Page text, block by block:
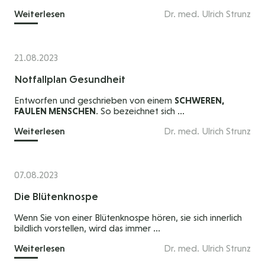
Weiterlesen
Dr. med. Ulrich Strunz
21.08.2023
Notfallplan Gesundheit
Entworfen und geschrieben von einem SCHWEREN,
FAULEN MENSCHEN. So bezeichnet sich ...
Weiterlesen
Dr. med. Ulrich Strunz
07.08.2023
Die Blütenknospe
Wenn Sie von einer Blütenknospe hören, sie sich innerlich
bildlich vorstellen, wird das immer ...
Weiterlesen
Dr. med. Ulrich Strunz